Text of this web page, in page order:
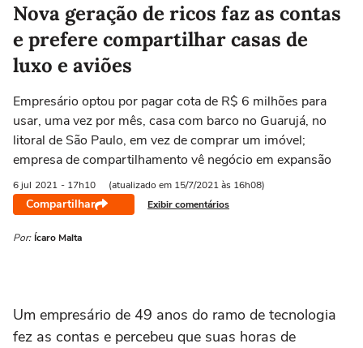
Nova geração de ricos faz as contas
e prefere compartilhar casas de
luxo e aviões
Empresário optou por pagar cota de R$ 6 milhões para
usar, uma vez por mês, casa com barco no Guarujá, no
litoral de São Paulo, em vez de comprar um imóvel;
empresa de compartilhamento vê negócio em expansão
6 jul 2021 - 17h10 (atualizado em 15/7/2021 às 16h08)
Compartilhar Exibir comentários
Por: Ícaro Malta
Um empresário de 49 anos do ramo de tecnologia
fez as contas e percebeu que suas horas de